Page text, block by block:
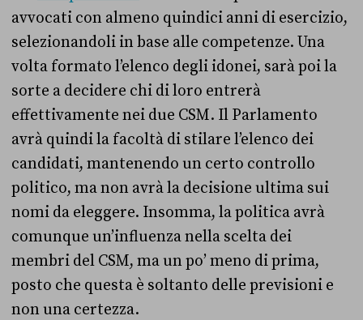
avvocati con almeno quindici anni di esercizio,
selezionandoli in base alle competenze. Una
volta formato l’elenco degli idonei, sarà poi la
sorte a decidere chi di loro entrerà
effettivamente nei due CSM. Il Parlamento
avrà quindi la facoltà di stilare l’elenco dei
candidati, mantenendo un certo controllo
politico, ma non avrà la decisione ultima sui
nomi da eleggere. Insomma, la politica avrà
comunque un’influenza nella scelta dei
membri del CSM, ma un po’ meno di prima,
posto che questa è soltanto delle previsioni e
non una certezza.